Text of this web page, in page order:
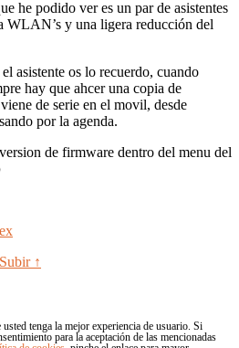
he podido ver es un par de asistentes
WLAN’s y una ligera reducción del
asistente os lo recuerdo, cuando
hay que ahcer una copia de
de serie en el movil, desde
por la agenda.
de firmware dentro del menu del
Subir ↑
tenga la mejor experiencia de usuario. Si
para la aceptación de las mencionadas